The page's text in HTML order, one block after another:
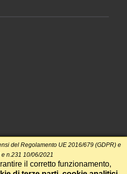
del Regolamento UE 2016/679 (GDPR) e
n.231 10/06/2021
il corretto funzionamento,